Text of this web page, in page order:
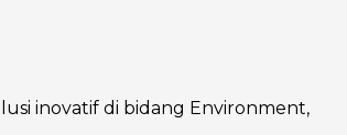
inovatif di bidang Environment,